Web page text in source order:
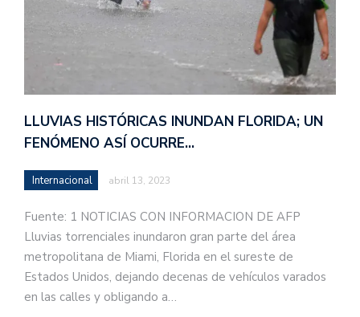
LLUVIAS HISTÓRICAS INUNDAN FLORIDA; UN
FENÓMENO ASÍ OCURRE…
Internacional abril 13, 2023
Fuente: 1 NOTICIAS CON INFORMACION DE AFP
Lluvias torrenciales inundaron gran parte del área
metropolitana de Miami, Florida en el sureste de
Estados Unidos, dejando decenas de vehículos varados
en las calles y obligando a…